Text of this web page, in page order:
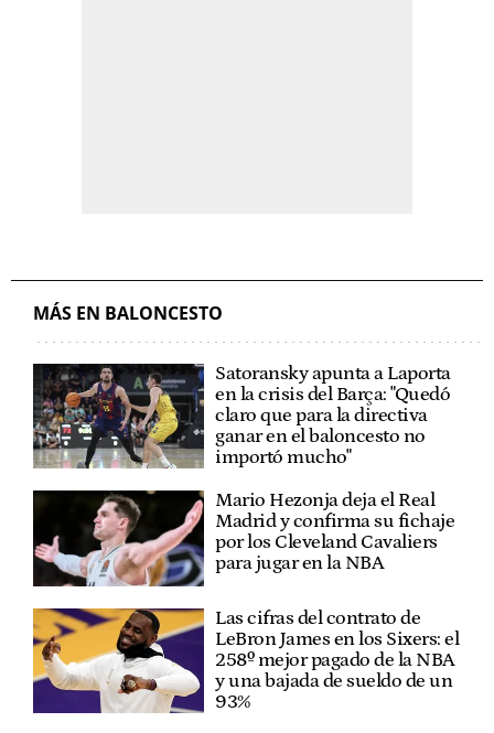
MÁS EN BALONCESTO
Satoransky apunta a Laporta
en la crisis del Barça: "Quedó
claro que para la directiva
ganar en el baloncesto no
importó mucho"
Mario Hezonja deja el Real
Madrid y confirma su fichaje
por los Cleveland Cavaliers
para jugar en la NBA
Las cifras del contrato de
LeBron James en los Sixers: el
258º mejor pagado de la NBA
y una bajada de sueldo de un
93%